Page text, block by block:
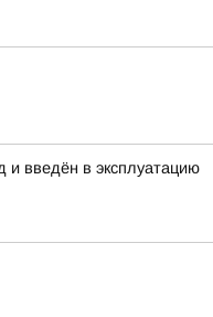
введён в эксплуатацию